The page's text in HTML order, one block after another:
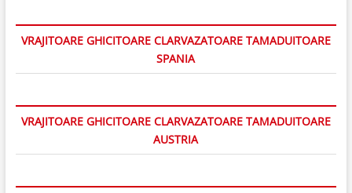
VRAJITOARE GHICITOARE CLARVAZATOARE TAMADUITOARE
SPANIA
VRAJITOARE GHICITOARE CLARVAZATOARE TAMADUITOARE
AUSTRIA